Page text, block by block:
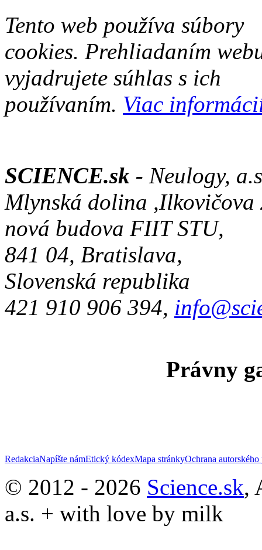
Tento web používa súbory
cookies. Prehliadaním
vyjadrujete súhlas s ich
používaním. Viac
SCIENCE.sk - Neulogy,
Mlynská dolina ,Ilkovičova
nová budova FIIT STU,
841 04, Bratislava,
Slovenská republika
421 910 906 394,
Právny
RedakciaNapíšte námEtický kódexMapa stránkyOchrana autorského
© 2012 - 2026 Science.sk,
a.s. + with love by milk